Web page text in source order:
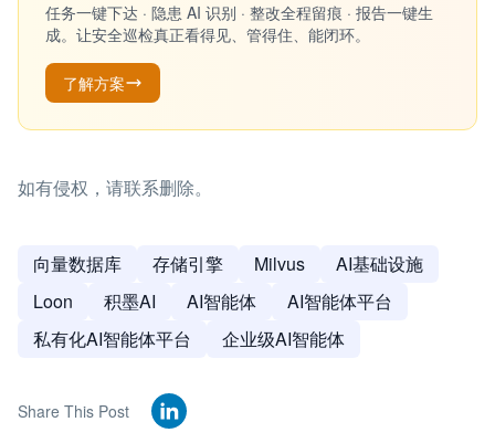
任务一键下达 · 隐患 AI 识别 · 整改全程留痕 · 报告一键生
成。让安全巡检真正看得见、管得住、能闭环。
了解方案
如有侵权，请联系删除。
向量数据库 存储引擎 Milvus
AI基础设施
Loon
积墨AI AI智能体
AI智能体平台
私有化AI智能体平台
企业级AI智能体
Share This Post